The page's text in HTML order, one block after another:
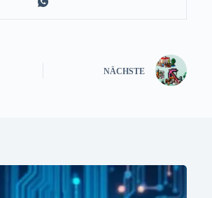
NÄCHSTE